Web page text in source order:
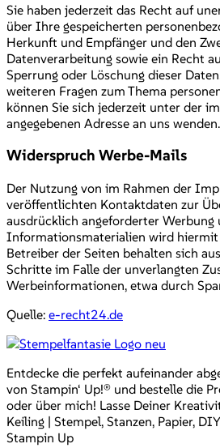
Sie haben jederzeit das Recht auf
über Ihre gespeicherten
Herkunft und Empfänger und den
Datenverarbeitung sowie ein Recht
Sperrung oder Löschung dieser
weiteren Fragen zum Thema
können Sie sich jederzeit unter der
angegebenen Adresse an uns wenden.
Widerspruch Werbe-Mails
Der Nutzung von im Rahmen der
veröffentlichten Kontaktdaten zur
ausdrücklich angeforderter Werbung
Informationsmaterialien wird hiermit
Betreiber der Seiten behalten sich
Schritte im Falle der unverlangten
Werbeinformationen, etwa durch
Quelle: e-recht24.de
Entdecke die perfekt aufeinander
von Stampin‘ Up!® und bestelle die
oder über mich! Lasse Deiner
Keiling | Stempel, Stanzen, Papier,
Stampin Up